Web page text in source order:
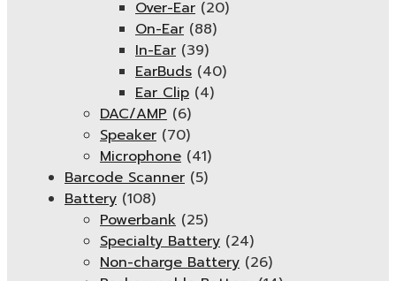
Over-Ear (20)
On-Ear (88)
In-Ear (39)
EarBuds (40)
Ear Clip (4)
DAC/AMP (6)
Speaker (70)
Microphone (41)
Barcode Scanner (5)
Battery (108)
Powerbank (25)
Specialty Battery (24)
Non-charge Battery (26)